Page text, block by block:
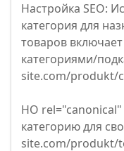
Настройка SEO:
категория для
товаров
категориями/
site.com/produkt/
НО
категорию для
site.com/produkt/